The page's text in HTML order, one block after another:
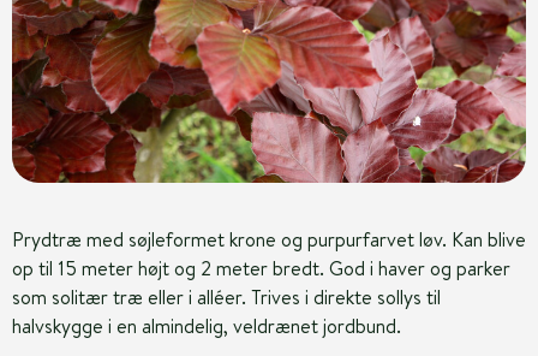
Prydtræ med søjleformet krone og purpurfarvet løv. Kan blive
op til 15 meter højt og 2 meter bredt. God i haver og parker
som solitær træ eller i alléer. Trives i direkte sollys til
halvskygge i en almindelig, veldrænet jordbund.